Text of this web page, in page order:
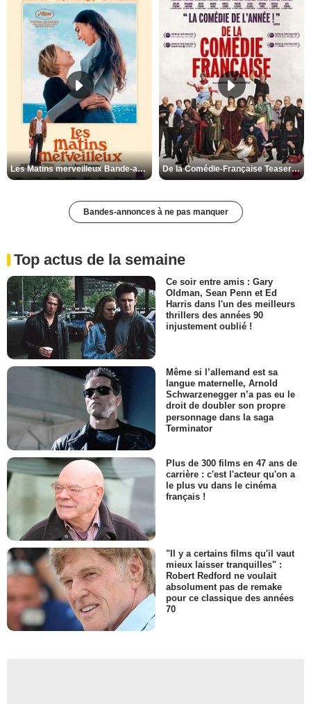
Les Matins merveilleux Bande-annonce VF De la Comédie-Française Teaser VF
Bandes-annonces à ne pas manquer
Top actus de la semaine
Ce soir entre amis : Gary
Oldman, Sean Penn et Ed
Harris dans l'un des meilleurs
thrillers des années 90
injustement oublié !
Même si l’allemand est sa
langue maternelle, Arnold
Schwarzenegger n’a pas eu le
droit de doubler son propre
personnage dans la saga
Terminator
Plus de 300 films en 47 ans de
carrière : c'est l'acteur qu'on a
le plus vu dans le cinéma
français !
"Il y a certains films qu'il vaut
mieux laisser tranquilles" :
Robert Redford ne voulait
absolument pas de remake
pour ce classique des années
70